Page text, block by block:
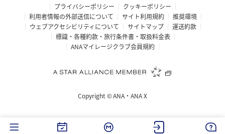
プライバシーポリシー
クッキーポリシー
利用者情報の外部送信について
サイト利用規約
推奨環境
ウェブアクセシビリティについて
サイトマップ
運送約款
標識・各種約款・旅行条件書・取扱料金表
ANAマイレージクラブ会員規約
Copyright ©ANA・ANA X